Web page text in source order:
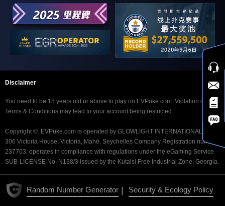
$3.15 赏金之王 2:35 $3.15 $7,000
$21 闪电赏金赛 [10
$21.00 $3,000
[10 BB]
$52.50 赏金猎人深
3:15 $52.50
$5.25 赏金猎人深筹
快速赛
3:15 $5.25 $6,000
3:30 $10.50 $15,000
Disclaimer
You need to be 18 years old or above to play on EVPuke.com. Violation of our
Terms & Conditions may lead to your account being restricted.
Copyright ©. EVPuke.com is operated by GLOWLIGHT INTERNATIONAL LTD.
306 Victoria House, Victoria, Mahē, Seychelles Company Registration number
237703, operates in compliance with regulations under the eGaming Service
SUB-LICENSE No. N138/3 issued by the Kutaisi Free Industrial Zone, Georgia.
Random Number Generator | Security & Ecology Policy